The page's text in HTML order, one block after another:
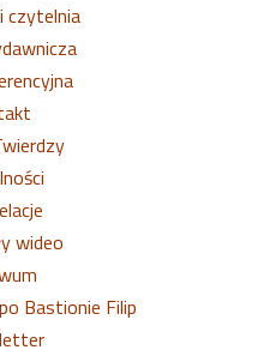
czytelnia
wideo
Bastionie Filip